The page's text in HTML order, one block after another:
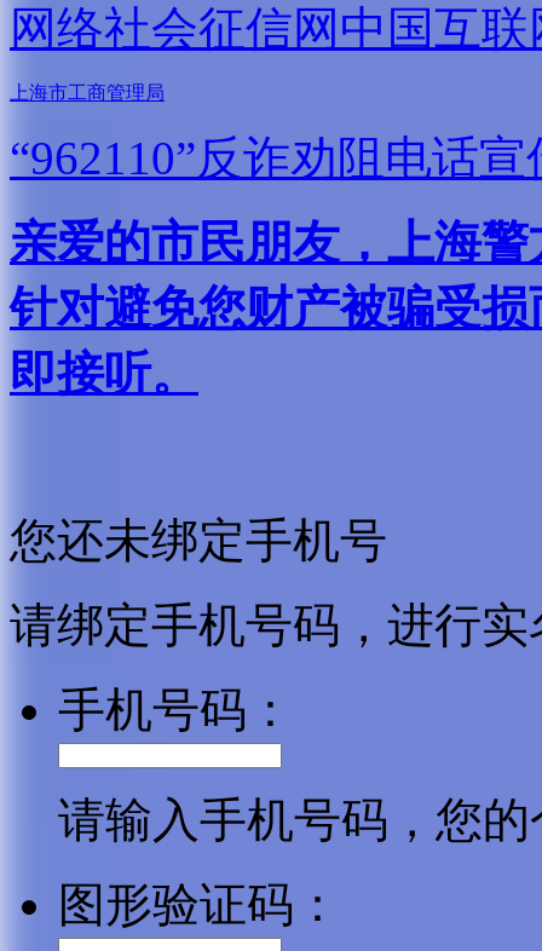
网络社会征信网 中国互
上海市工商管理局
“962110”反诈劝阻电话宣
亲爱的市民朋友，上海
针对避免您财产被骗受
即接听。
您还未绑定手机号
请绑定手机号码，进行
手机号码：
请输入手机号码，您
图形验证码：